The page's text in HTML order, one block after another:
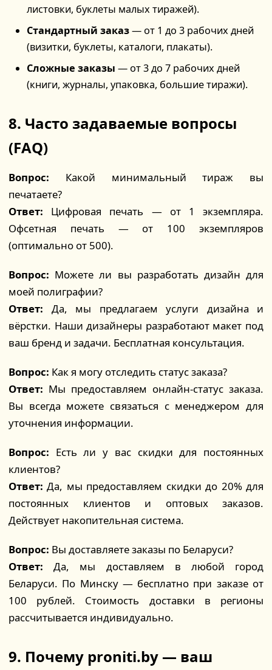
листовки, буклеты малых тиражей).
Стандартный заказ— от 1 до 3 рабочих дней
(визитки, буклеты, каталоги, плакаты).
Сложные заказы — от 3 до 7 рабочих дней
(книги, журналы, упаковка, большие тиражи).
8. Часто задаваемые вопросы
(FAQ)
Вопрос: Какой минимальный тираж вы
печатаете?
Ответ: Цифровая печать — от 1 экземпляра.
Офсетная печать — от 100 экземпляров
(оптимально от 500).
Вопрос: Можете ли вы разработать дизайн для
моей полиграфии?
Ответ: Да, мы предлагаем услуги дизайна и
вёрстки. Наши дизайнеры разработают макет под
ваш бренд и задачи. Бесплатная консультация.
Вопрос: Как я могу отследить статус заказа?
Ответ: Мы предоставляем онлайн-статус заказа.
Вы всегда можете связаться с менеджером для
уточнения информации.
Вопрос: Есть ли у вас скидки для постоянных
клиентов?
Ответ: Да, мы предоставляем скидки до 20% для
постоянных клиентов и оптовых заказов.
Действует накопительная система.
Вопрос: Вы доставляете заказы по Беларуси?
Ответ: Да, мы доставляем в любой город
Беларуси. По Минску — бесплатно при заказе от
100 рублей. Стоимость доставки в регионы
рассчитывается индивидуально.
9. Почему proniti.by — ваш